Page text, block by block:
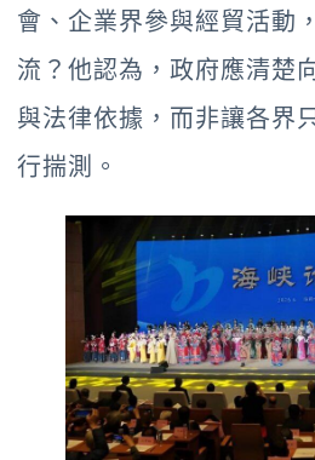
會、企業界參與經貿活動
流？他認為，政府應清楚
與法律依據，而非讓各界
行揣測。